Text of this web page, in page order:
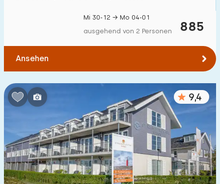
885
Mi 30-12 → Mo 04-01
ausgehend von 2 Personen
Ansehen
9,4